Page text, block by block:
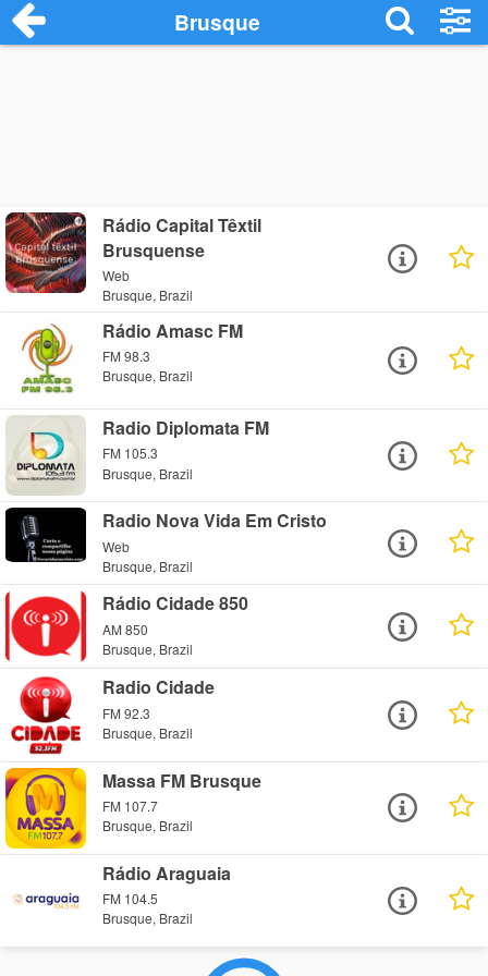
Brusque
Rádio Capital Têxtil
Brusquense
Web
Brusque, Brazil
Rádio Amasc FM
FM 98.3
Brusque, Brazil
Radio Diplomata FM
FM 105.3
Brusque, Brazil
Radio Nova Vida Em Cristo
Web
Brusque, Brazil
Rádio Cidade 850
AM 850
Brusque, Brazil
Radio Cidade
FM 92.3
Brusque, Brazil
Massa FM Brusque
FM 107.7
Brusque, Brazil
Rádio Araguaia
FM 104.5
Brusque, Brazil